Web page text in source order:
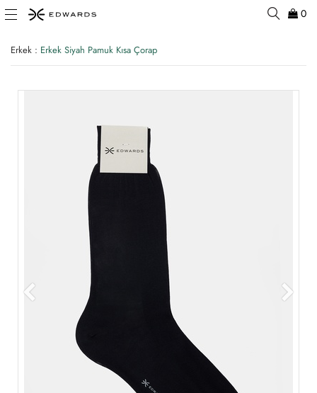
0
Erkek : Erkek Siyah Pamuk Kısa Çorap